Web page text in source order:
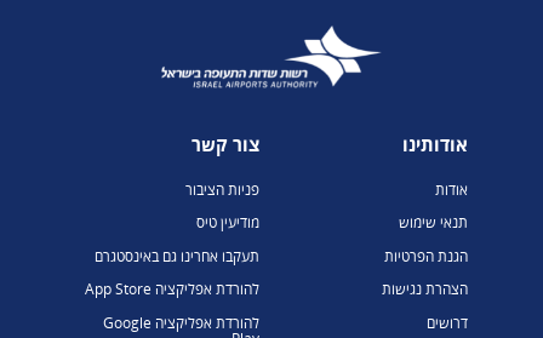
אודותינו
אודות
תנאי שימוש
הגנת הפרטיות
הצהרת נגישות
דרושים
צור קשר
פניות הציבור
מודיעין טיס
תעקבו אחרינו גם באינסטגרם
להורדת אפליקציה App Store
להורדת אפליקציה Google